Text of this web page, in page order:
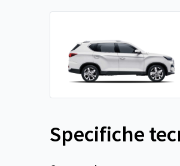
Specifiche